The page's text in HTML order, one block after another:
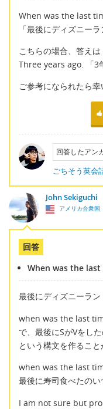
When was the last
「最後にディズニー
こちらの場合、答えは
Three years ago. 「3
ご参考になられたら幸
回答したアン
ごちそう英会
John Sekiguchi
アメリカ合衆国
回答
When was the
最後にディズニーラ
when was the last
で、最後にSがVをし
という構文を作ること
when was the last
最後に寿司食べたのい
I am not sure but